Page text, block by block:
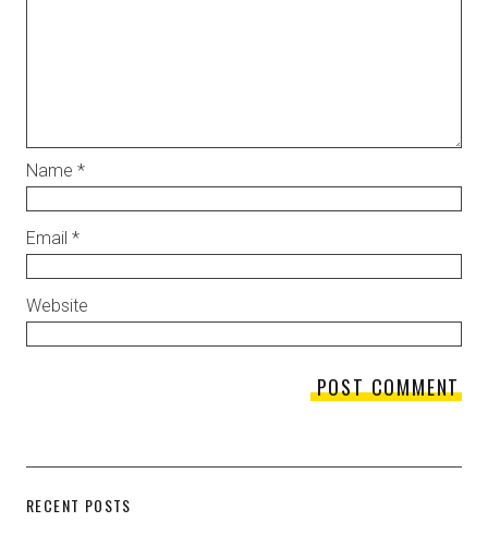
Name *
Email *
Website
RECENT POSTS